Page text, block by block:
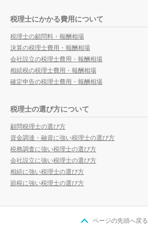
税理士にかかる費用について
税理士の顧問料・報酬相場
決算の税理士費用・報酬相場
会社設立の税理士費用・報酬相場
相続税の税理士費用・報酬相場
確定申告の税理士費用・報酬相場
税理士の選び方について
顧問税理士の選び方
資金調達・融資に強い税理士の選び方
税務調査に強い税理士の選び方
会社設立に強い税理士の選び方
相続に強い税理士の選び方
節税に強い税理士の選び方
ページの先頭へ戻る